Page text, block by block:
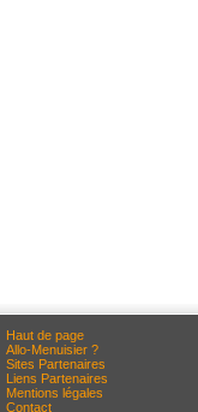
Haut de page
Allo-Menuisier ?
Sites Partenaires
Liens Partenaires
Mentions légales
Contact